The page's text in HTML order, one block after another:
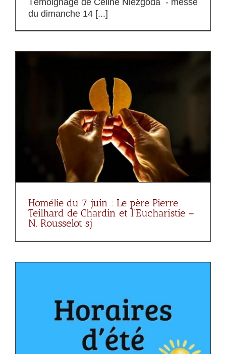
du dimanche 14 [...]
Homélie du 7 juin : Le père Pierre
Teilhard de Chardin et l’Eucharistie –
N. Rousselot sj